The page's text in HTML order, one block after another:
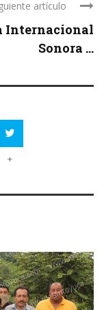
artículo
Internacional
Sonora ...
+